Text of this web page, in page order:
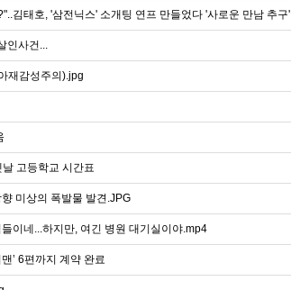
김태호, '삼전닉스' 소개팅 연프 만들었다 '사로운 만남 추구'
인사건...
재감성주의).jpg
고등학교 시간표
미상의 폭발물 발견.JPG
이네...하지만, 여긴 병원 대기실이야.mp4
’ 6편까지 계약 완료